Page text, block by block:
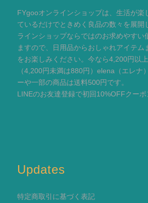
FYgooオンラインショップは、生活が楽
ているだけでときめく良品の数々を展開
ラインショップならではのお求めやすい
ますので、日用品からおしゃれアイテム
をお楽しみください。今なら4,200円以
（4,200円未満は880円）elena（エレナ
ーや一部の商品は送料500円です。
LINEのお友達登録で初回10%OFFクーポ
Updates
特定商取引に基づく表記